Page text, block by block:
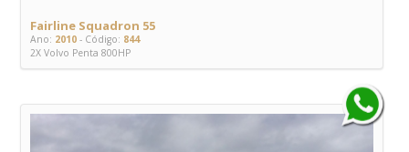
Fairline Squadron 55
Ano: 2010 - Código: 844
2X Volvo Penta 800HP